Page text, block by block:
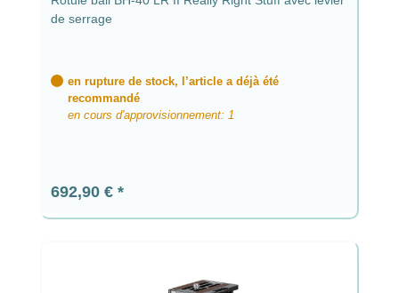
de serrage
en rupture de stock, l’article a déjà été
recommandé
en cours d'approvisionnement: 1
Prix régulier :
692,90 €